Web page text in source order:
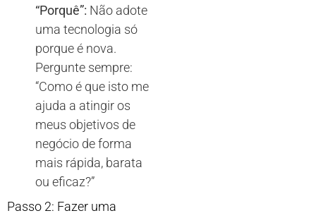
“Porquê”: Não adote
uma tecnologia só
porque é nova.
Pergunte sempre:
“Como é que isto me
ajuda a atingir os
meus objetivos de
negócio de forma
mais rápida, barata
ou eficaz?”
Passo 2: Fazer uma